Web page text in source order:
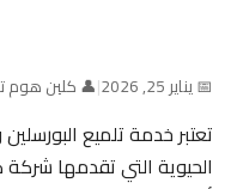
📅 يناير 25, 2026 |👤 كلين هوم
تعتبر خدمة تلميع
الحيوية التي تقدمها